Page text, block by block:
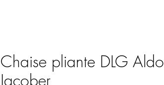
Chaise pliante DLG Aldo
Jacober